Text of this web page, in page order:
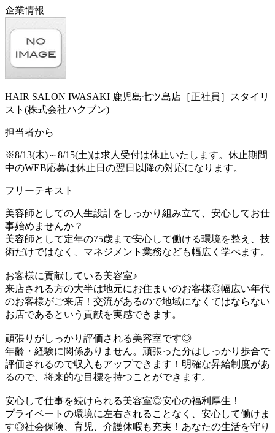
企業情報
HAIR SALON IWASAKI 鹿児島七ツ島店［正社員］スタイリ
スト(株式会社ハクブン)
担当者から
※8/13(木)～8/15(土)は求人受付は休止いたします。休止期間
中のWEB応募は休止日の翌日以降の対応になります。
フリーテキスト
美容師としての人生設計をしっかり組み立て、安心してお仕
事始めませんか？
美容師として定年の75歳まで安心して働ける環境を整え、技
術だけではなく、マネジメント業務なども幅広く学べます。
お客様に貢献している美容室♪
来店される方の大半は地元にお住まいのお客様◎幅広い年代
のお客様がご来店！交流があるので地域になくてはならない
お店であるという貢献を実感できます。
頑張りがしっかり評価される美容室です◎
年齢・経験に関係ありません。頑張った分はしっかり歩合で
評価されるので収入もアップできます！明確な昇給制度があ
るので、将来的な目標を持つことができます。
安心して仕事を続けられる美容室◎安心の福利厚生！
プライベートの環境に左右されることなく、安心して働けま
す◎社会保険、育児、介護休暇も充実！あなたの生活を守り